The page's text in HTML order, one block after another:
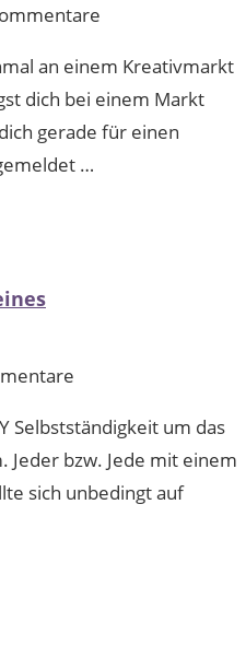
an einem Kreativmarkt
dich bei einem Markt
gerade für einen
…
Selbstständigkeit um das
Jeder bzw. Jede mit einem
sich unbedingt auf